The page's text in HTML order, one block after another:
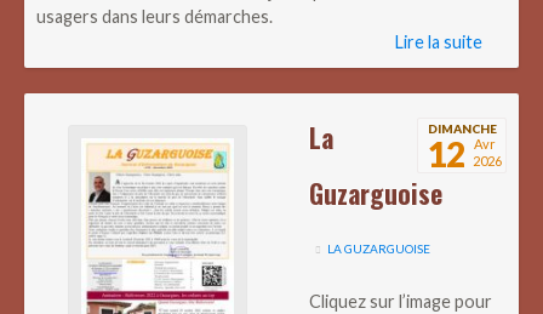
usagers dans leurs démarches.
Lire la suite
DIMANCHE
12
Avr
2026
La
Guzarguoise
LA GUZARGUOISE
Cliquez sur l’image pour